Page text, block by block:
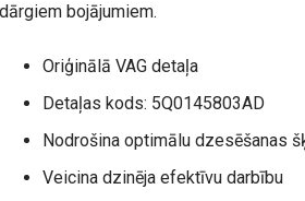
dārgiem bojājumiem.
Oriģinālā VAG detaļa
Detaļas kods: 5Q0145803AD
Nodrošina optimālu dzesēšanas
Veicina dzinēja efektīvu darbību